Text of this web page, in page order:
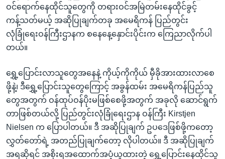
နေရာ
သို့
ကျော်
ရန်
ဝင်ရောက်နေထိုင်သူတွေကို တရားဝင်အမြဲတမ်းနေထိုင်ခွင့်
ကန့်သတ်မယ့် အဆိုပြုချက်တခု အမေရိကန် ပြည်တွင်း
လုံခြုံရေးဝန်ကြီးဌာနက စနေနေ့နှောင်းပိုင်းက ကြေညာလိုက်ပါ
တယ်။
ရွှေ့ပြောင်းလာသူတွေအနေနဲ့ ကိုယ့်ကိုကိုယ် မှီခိုအားထားလာစေ
ဖို့နဲ့၊ ဒီရွှေ့ပြောင်းသူတွေကြောင့် အခွန်ထမ်း အမေရိကန်ပြည်သူ
တွေအတွက် ဝန်ထုပ်ဝန်ပိုးမဖြစ်စေဖို့အတွက် အခုလို ဆောင်ရွက်
တာဖြစ်တယ်လို့ ပြည်တွင်းလုံခြုံရေးဌာန ဝန်ကြီး Kirstjen
Nielsen က ပြောပါတယ်။ ဒီ အဆိုပြုချက် ဥပဒေဖြစ်ဖို့ကတော့
လွှတ်တော်ရဲ့ အတည်ပြုချက်တော့ လိုပါတယ်။ ဒီ အဆိုပြုချက်
အရဆိုရင် အစိုးရအထောက်အပံ့ယူထားတဲ့ ရွှေ့ပြောင်းနေထိုင်သူ